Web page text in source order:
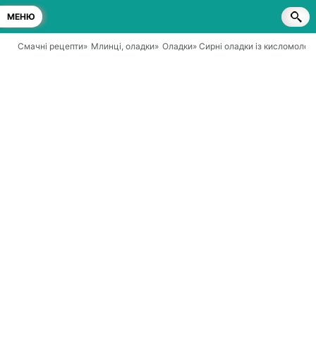
МЕНЮ
Смачні рецепти» Млинці, оладки» Оладки» Сирні оладки із